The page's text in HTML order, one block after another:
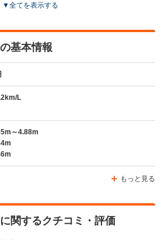
1.47m
4ドア
▼全てを表示する
基本情報
L
～4.88m
もっと見る
関するクチコミ・評価